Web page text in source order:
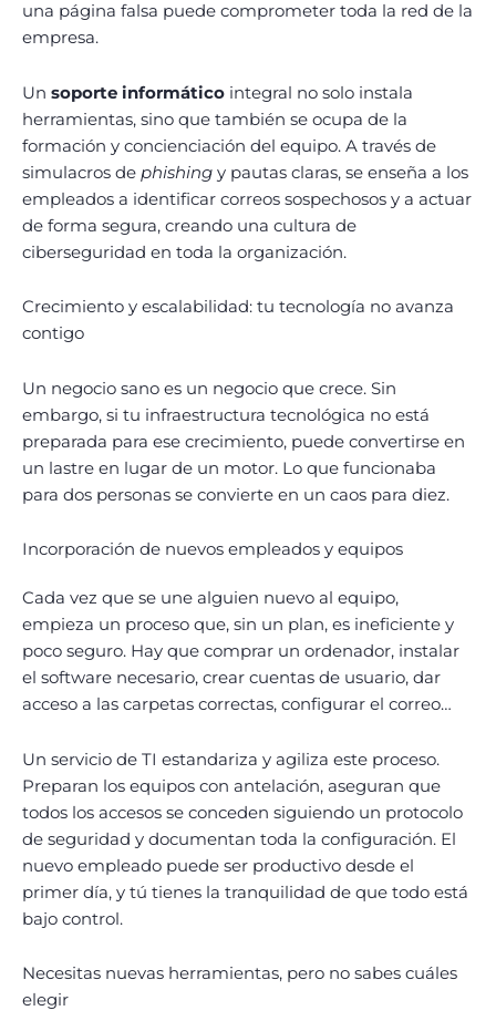
una página falsa puede comprometer toda la red de la
empresa.
Un soporte informático integral no solo instala
herramientas, sino que también se ocupa de la
formación y concienciación del equipo. A través de
simulacros de phishing y pautas claras, se enseña a los
empleados a identificar correos sospechosos y a actuar
de forma segura, creando una cultura de
ciberseguridad en toda la organización.
Crecimiento y escalabilidad: tu tecnología no avanza
contigo
Un negocio sano es un negocio que crece. Sin
embargo, si tu infraestructura tecnológica no está
preparada para ese crecimiento, puede convertirse en
un lastre en lugar de un motor. Lo que funcionaba
para dos personas se convierte en un caos para diez.
Incorporación de nuevos empleados y equipos
Cada vez que se une alguien nuevo al equipo,
empieza un proceso que, sin un plan, es ineficiente y
poco seguro. Hay que comprar un ordenador, instalar
el software necesario, crear cuentas de usuario, dar
acceso a las carpetas correctas, configurar el correo…
Un servicio de TI estandariza y agiliza este proceso.
Preparan los equipos con antelación, aseguran que
todos los accesos se conceden siguiendo un protocolo
de seguridad y documentan toda la configuración. El
nuevo empleado puede ser productivo desde el
primer día, y tú tienes la tranquilidad de que todo está
bajo control.
Necesitas nuevas herramientas, pero no sabes cuáles
elegir